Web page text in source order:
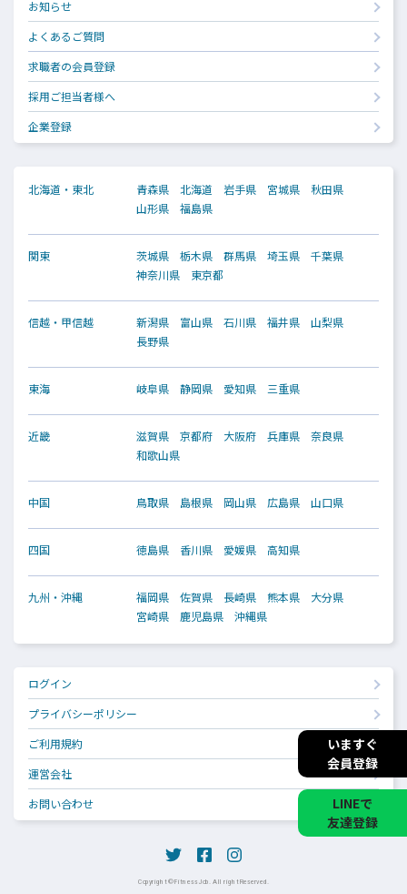
いますぐ
会員登録
LINEで
友達登録
お知らせ
よくあるご質問
求職者の会員登録
採用ご担当者様へ
企業登録
北海道・東北 青森県 北海道 岩手県 宮城県
秋田県
山形県
福島県
関東 茨城県 栃木県 群馬県 埼玉県
千葉県
神奈川県
東京都
信越・甲信越 新潟県 富山県 石川県 福井県
山梨県
長野県
東海 岐阜県 静岡県 愛知県 三重県
近畿 滋賀県 京都府 大阪府 兵庫県
奈良県
和歌山県
中国 鳥取県 島根県 岡山県 広島県 山口県
四国 徳島県 香川県 愛媛県 高知県
九州・沖縄 福岡県 佐賀県 長崎県 熊本県
大分県
宮崎県
鹿児島県 沖縄県
ログイン
プライバシーポリシー
ご利用規約
運営会社
お問い合わせ
Copyright © Fitness Job. All right Reserved.